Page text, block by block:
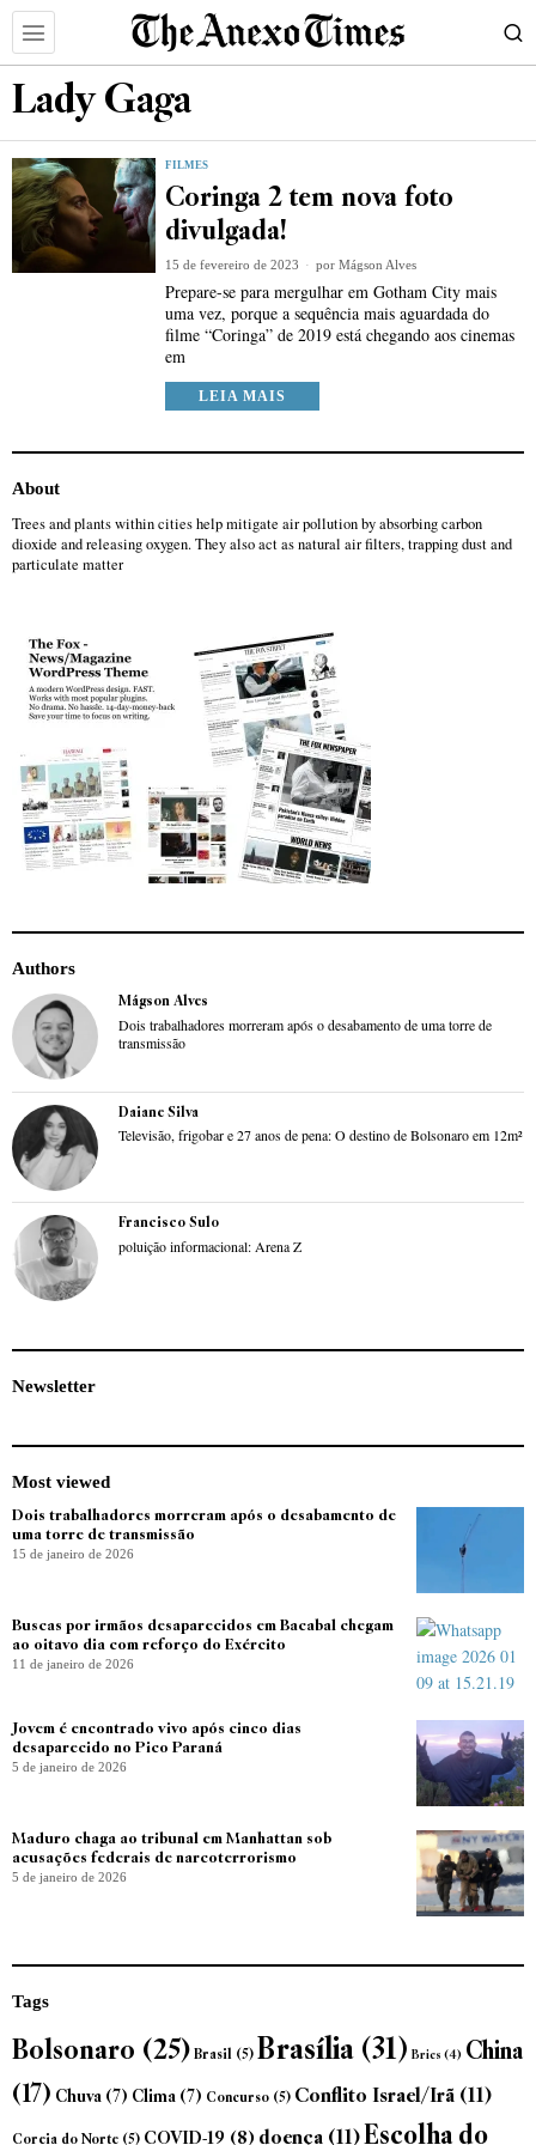
Lady Gaga
FILMES
Coringa 2 tem nova foto
divulgada!
15 de fevereiro de 2023 porMágson Alves
Prepare-se para mergulhar em Gotham City mais
uma vez, porque a sequência mais aguardada do
filme “Coringa” de 2019 está chegando aos cinemas
em
LEIA MAIS
About
Trees and plants within cities help mitigate air pollution by absorbing carbon
dioxide and releasing oxygen. They also act as natural air filters, trapping dust and
particulate matter
Authors
Mágson Alves
Dois trabalhadores morreram após o desabamento de uma torre de
transmissão
Daiane Silva
Televisão, frigobar e 27 anos de pena: O destino de Bolsonaro em 12m²
Francisco Sulo
poluição informacional: Arena Z
Newsletter
Most viewed
Dois trabalhadores morreram após o desabamento de
uma torre de transmissão
15 de janeiro de 2026
Buscas por irmãos desaparecidos em Bacabal chegam
ao oitavo dia com reforço do Exército
11 de janeiro de 2026
Jovem é encontrado vivo após cinco dias
desaparecido no Pico Paraná
5 de janeiro de 2026
Maduro chaga ao tribunal em Manhattan sob
acusações federais de narcoterrorismo
5 de janeiro de 2026
Tags
Bolsonaro (25)Brasil (5)Brasília(31) Brics (4) China
(17) Chuva (7) Clima (7) Concurso (5) Conflito Israel/Irã (11)
Coreia do Norte (5) COVID-19 (8) doença (11)Escolha do